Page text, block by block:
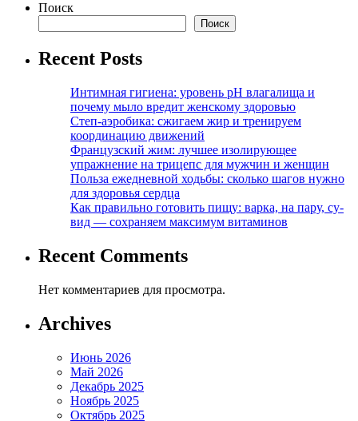
Поиск
Поиск
Recent Posts
Интимная гигиена: уровень pH влагалища и
почему мыло вредит женскому здоровью
Степ-аэробика: сжигаем жир и тренируем
координацию движений
Французский жим: лучшее изолирующее
упражнение на трицепс для мужчин и женщин
Польза ежедневной ходьбы: сколько шагов нужно
для здоровья сердца
Как правильно готовить пищу: варка, на пару, су-
вид — сохраняем максимум витаминов
Recent Comments
Нет комментариев для просмотра.
Archives
Июнь 2026
Май 2026
Декабрь 2025
Ноябрь 2025
Октябрь 2025